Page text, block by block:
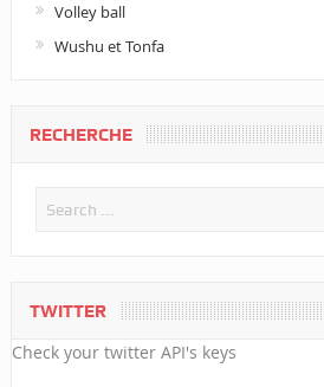
Volley ball
Wushu et Tonfa
RECHERCHE
TWITTER
Check your twitter API's keys